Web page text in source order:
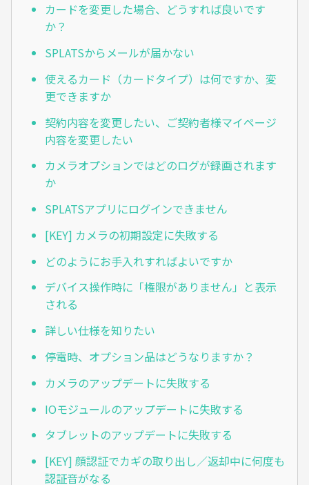
カードを変更した場合、どうすれば良いです
か？
SPLATSからメールが届かない
使えるカード（カードタイプ）は何ですか、変
更できますか
契約内容を変更したい、ご契約者様マイページ
内容を変更したい
カメラオプションではどのログが録画されます
か
SPLATSアプリにログインできません
[KEY] カメラの初期設定に失敗する
どのようにお手入れすればよいですか
デバイス操作時に「権限がありません」と表示
される
詳しい仕様を知りたい
停電時、オプション品はどうなりますか？
カメラのアップデートに失敗する
IOモジュールのアップデートに失敗する
タブレットのアップデートに失敗する
[KEY] 顔認証でカギの取り出し／返却中に何度も
認証音がなる